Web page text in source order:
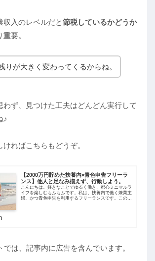
収入のレベルだと節税しているかどうか
要。
りが大きく変わってくるからね。
わず、見つけた工夫はどんどん実行して
♪
ければこちらもどうぞ。
【2000万円貯めた扶養内×青色申告フリーラ
ンス】他人と足なみ揃えず、行動しよう。
こんにちは。好きなことでゆるく働き、都心ミニマルラ
イフを楽しむもふもふです。私は、扶養内で働く兼業主
婦、かつ青色申告を利用するフリーランスです。この働
は、記事内に広告を含んでいます。